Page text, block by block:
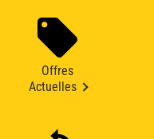
Offres
Actuelles